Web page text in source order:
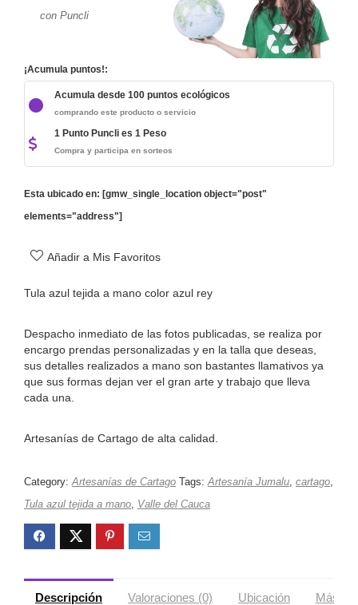
con Puncli
¡Acumula puntos!:
Acumula desde 100 puntos ecológicos
comprando este producto o servicio
1 Punto Puncli es 1 Peso
Compra y participa en sorteos
Esta ubicado en: [gmw_single_location object="post"
elements="address"]
Añadir a Mis Favoritos
Tula azul tejida a mano color azul rey
Despacho inmediato de las fotos publicadas, se realiza por
encargo prendas personalizadas y en la talla que deseas,
sus detalles realizados a mano son bastantes llamativos ya
que sus formas dejan ver el gran arte y trabajo que lleva
cada una.
Artesanías de Cartago de alta calidad.
Category:Artesanías de Cartago Tags:Artesanía Jumalu, cartago,
Tula azul tejida a mano, Valle del Cauca
Descripción Valoraciones (0) Ubicación Más